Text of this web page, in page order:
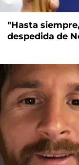
"Hasta
despedida de